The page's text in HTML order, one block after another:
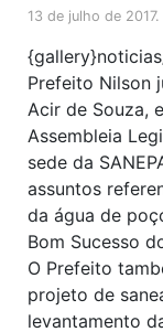
13 de julho de 2017.
Prefeito Nilson
Acir de Souza,
Assembleia
sede da
assuntos
da água de
Bom Sucesso
O Prefeito
projeto de
levantamento